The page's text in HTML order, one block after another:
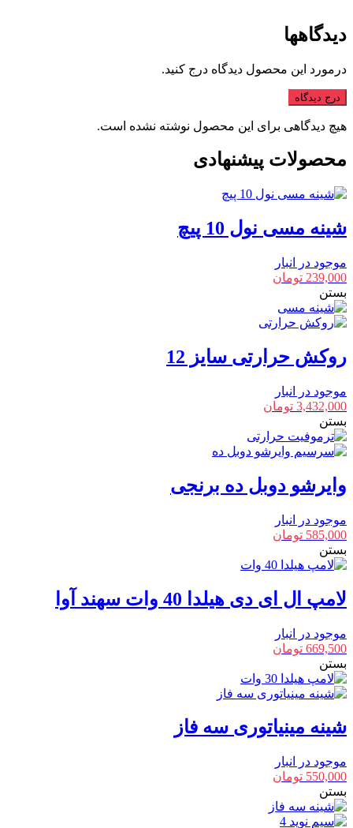
دیدگاهها
درمورد این محصول دیدگاه درج کنید.
درج دیدگاه
هیچ دیدگاهی برای این محصول نوشته نشده است.
محصولات پیشنهادی
شینه مسی نول 10 پیچ
موجود در انبار
239,000 تومان
بستن
روکش حرارتی سایز 12
موجود در انبار
3,432,000 تومان
بستن
وایرشو دوبل ده برنجی
موجود در انبار
585,000 تومان
بستن
لامپ ال ای دی هیلدا 40 وات سهند آوا
موجود در انبار
669,500 تومان
بستن
شینه مینیاتوری سه فاز
موجود در انبار
550,000 تومان
بستن